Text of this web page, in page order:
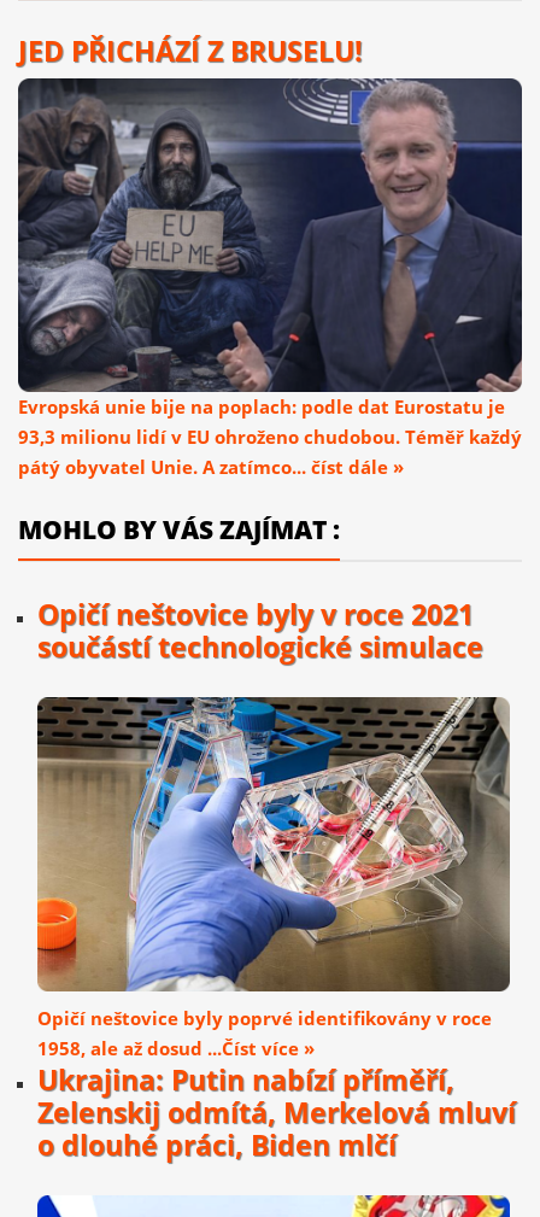
JED PŘICHÁZÍ Z BRUSELU!
Evropská unie bije na poplach: podle dat Eurostatu je
93,3 milionu lidí v EU ohroženo chudobou. Téměř každý
pátý obyvatel Unie. A zatímco... číst dále »
MOHLO BY VÁS ZAJÍMAT :
Opičí neštovice byly v roce 2021
součástí technologické simulace
Opičí neštovice byly poprvé identifikovány v roce
1958, ale až dosud ...Číst více »
Ukrajina: Putin nabízí příměří,
Zelenskij odmítá, Merkelová mluví
o dlouhé práci, Biden mlčí